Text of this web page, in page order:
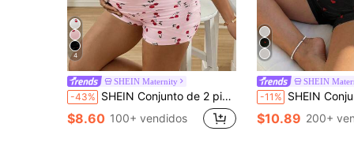
4
SHEIN Maternity
-43% SHEIN Conjunto de 2 piezas de camiseta ajustada con encaje de contraste y pantalones cortos con cintura ajustable con estampado de cerezas para mujeres embarazadas en vacaciones de verano en la playa
$8.60 100+ vendidos
SHEIN
-11% SHEIN Conjunto de 2 piezas de maternidad con estampado de
$10.89 200+